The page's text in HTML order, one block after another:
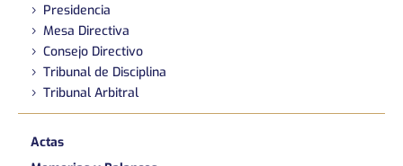
Presidencia
Mesa Directiva
Consejo Directivo
Tribunal de Disciplina
Tribunal Arbitral
Actas